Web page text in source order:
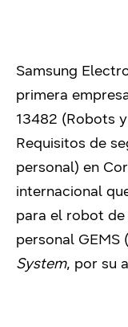
Samsung
primera
13482 (Robots
Requisitos de
personal) en
internacional
para el robot
personal GEMS (
System, por su